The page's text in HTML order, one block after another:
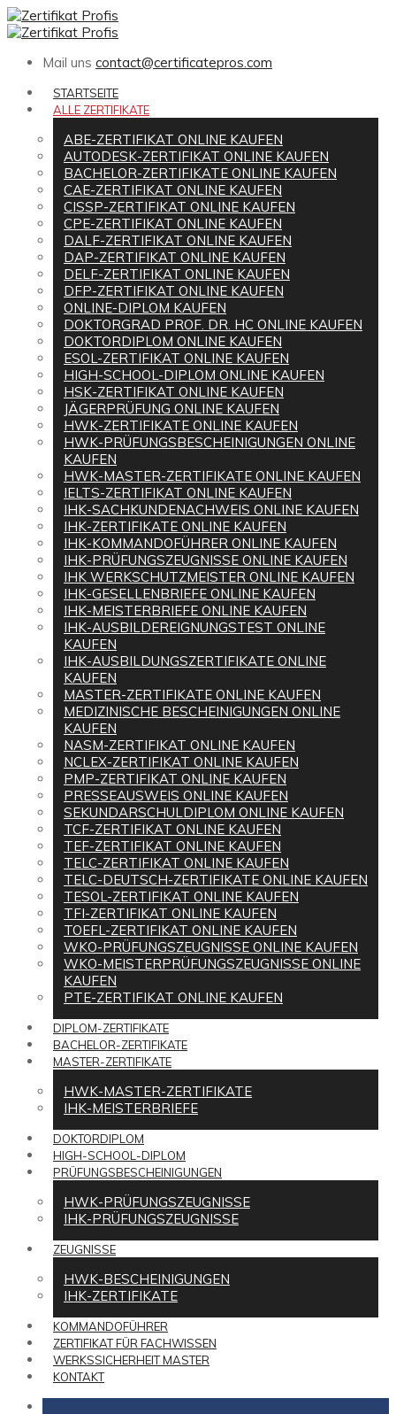
Mail uns contact@certificatepros.com
STARTSEITE
ALLE ZERTIFIKATE
ABE-ZERTIFIKAT ONLINE KAUFEN
AUTODESK-ZERTIFIKAT ONLINE KAUFEN
BACHELOR-ZERTIFIKATE ONLINE KAUFEN
CAE-ZERTIFIKAT ONLINE KAUFEN
CISSP-ZERTIFIKAT ONLINE KAUFEN
CPE-ZERTIFIKAT ONLINE KAUFEN
DALF-ZERTIFIKAT ONLINE KAUFEN
DAP-ZERTIFIKAT ONLINE KAUFEN
DELF-ZERTIFIKAT ONLINE KAUFEN
DFP-ZERTIFIKAT ONLINE KAUFEN
ONLINE-DIPLOM KAUFEN
DOKTORGRAD PROF. DR. HC ONLINE KAUFEN
DOKTORDIPLOM ONLINE KAUFEN
ESOL-ZERTIFIKAT ONLINE KAUFEN
HIGH-SCHOOL-DIPLOM ONLINE KAUFEN
HSK-ZERTIFIKAT ONLINE KAUFEN
JÄGERPRÜFUNG ONLINE KAUFEN
HWK-ZERTIFIKATE ONLINE KAUFEN
HWK-PRÜFUNGSBESCHEINIGUNGEN ONLINE
KAUFEN
HWK-MASTER-ZERTIFIKATE ONLINE KAUFEN
IELTS-ZERTIFIKAT ONLINE KAUFEN
IHK-SACHKUNDENACHWEIS ONLINE KAUFEN
IHK-ZERTIFIKATE ONLINE KAUFEN
IHK-KOMMANDOFÜHRER ONLINE KAUFEN
IHK-PRÜFUNGSZEUGNISSE ONLINE KAUFEN
IHK WERKSCHUTZMEISTER ONLINE KAUFEN
IHK-GESELLENBRIEFE ONLINE KAUFEN
IHK-MEISTERBRIEFE ONLINE KAUFEN
IHK-AUSBILDEREIGNUNGSTEST ONLINE
KAUFEN
IHK-AUSBILDUNGSZERTIFIKATE ONLINE
KAUFEN
MASTER-ZERTIFIKATE ONLINE KAUFEN
MEDIZINISCHE BESCHEINIGUNGEN ONLINE
KAUFEN
NASM-ZERTIFIKAT ONLINE KAUFEN
NCLEX-ZERTIFIKAT ONLINE KAUFEN
PMP-ZERTIFIKAT ONLINE KAUFEN
PRESSEAUSWEIS ONLINE KAUFEN
SEKUNDARSCHULDIPLOM ONLINE KAUFEN
TCF-ZERTIFIKAT ONLINE KAUFEN
TEF-ZERTIFIKAT ONLINE KAUFEN
TELC-ZERTIFIKAT ONLINE KAUFEN
TELC-DEUTSCH-ZERTIFIKATE ONLINE KAUFEN
TESOL-ZERTIFIKAT ONLINE KAUFEN
TFI-ZERTIFIKAT ONLINE KAUFEN
TOEFL-ZERTIFIKAT ONLINE KAUFEN
WKO-PRÜFUNGSZEUGNISSE ONLINE KAUFEN
WKO-MEISTERPRÜFUNGSZEUGNISSE ONLINE
KAUFEN
PTE-ZERTIFIKAT ONLINE KAUFEN
DIPLOM-ZERTIFIKATE
BACHELOR-ZERTIFIKATE
MASTER-ZERTIFIKATE
HWK-MASTER-ZERTIFIKATE
IHK-MEISTERBRIEFE
DOKTORDIPLOM
HIGH-SCHOOL-DIPLOM
PRÜFUNGSBESCHEINIGUNGEN
HWK-PRÜFUNGSZEUGNISSE
IHK-PRÜFUNGSZEUGNISSE
ZEUGNISSE
HWK-BESCHEINIGUNGEN
IHK-ZERTIFIKATE
KOMMANDOFÜHRER
ZERTIFIKAT FÜR FACHWISSEN
WERKSSICHERHEIT MASTER
KONTAKT